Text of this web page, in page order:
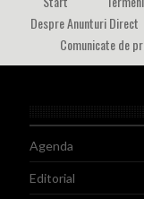
Despre Anunturi Direct
Comunicate de
Agenda
Editorial